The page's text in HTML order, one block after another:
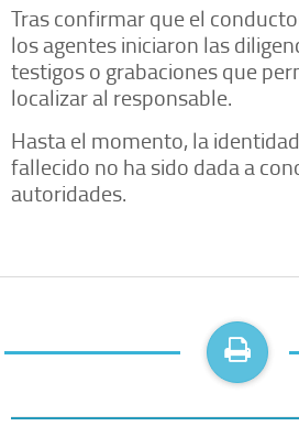
Tras confirmar que el
los agentes iniciaron las
testigos o grabaciones que
localizar al responsable.
Hasta el momento, la
fallecido no ha sido dada a
autoridades.